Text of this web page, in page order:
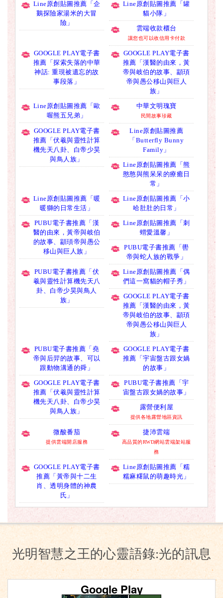
Line原創貼圖推薦「企
鵝探險家湯米的大冒
險」
Line原創貼圖推薦「罐
貓小隊」
雲端收款櫃台
讓您也可以收信用卡付款
GOOGLE PLAY電子書
推薦「探索失落的中華
神話: 重現被遺忘的故
事段落」
GOOGLE PLAY電子書
推薦「漢醫的由來，黃
帝與岐伯的故事、顓頊
帝與愚公移山與巨人
族」
Line原創貼圖推薦「歐
喔熊五兄弟」
中華文明瑰寶
民間故事珍藏
GOOGLE PLAY電子書
推薦「伏羲與靈性計算
機先天八卦、白帝少昊
與鳥人族」
Line原創貼圖推薦
「Butterfly Bunny
Family」
Line原創貼圖推薦「熊
憨憨與熊呆呆的療癒日
常」
Line原創貼圖推薦「暖
暖獅的日常生活」
Line原創貼圖推薦「小
哈肚肚的日常」
PUBU電子書推薦「漢
醫的由來，黃帝與岐伯
的故事、顓頊帝與愚公
移山與巨人族」
Line原創貼圖推薦「刺
蝟愛溫馨」
PUBU電子書推薦「嚳
帝與蛇人族的戰爭」
PUBU電子書推薦「伏
羲與靈性計算機先天八
卦、白帝少昊與鳥人
族」
Line原創貼圖推薦「偶
們這一窩貓的帽子秀」
GOOGLE PLAY電子書
推薦「漢醫的由來，黃
帝與岐伯的故事、顓頊
帝與愚公移山與巨人
族」
PUBU電子書推薦「堯
帝與后羿的故事、可以
跟動物溝通的舜」
GOOGLE PLAY電子書
推薦「宇宙盤古跟女媧
的故事」
GOOGLE PLAY電子書
推薦「伏羲與靈性計算
機先天八卦、白帝少昊
與鳥人族」
PUBU電子書推薦「宇
宙盤古跟女媧的故事」
露營便利屋
提供各地露營地區資訊
微酸番茄
提供雲端開店服務
捷沛雲端
高品質的RWD網站雲端架站服
務
GOOGLE PLAY電子書
推薦「黃帝與十二生
肖、透明身體的神農
氏」
Line原創貼圖推薦「糯
糯麻糬鼠的萌趣時光」
光明智慧之王的心靈語錄:光的訊息
Google Play